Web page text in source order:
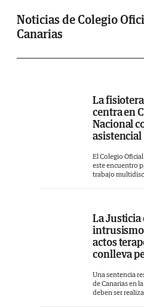
Noticias de Colegio
Canarias
La
centra en
Nacional
asistencial
El Colegio
este encuentro
trabajo
La Justicia
actos
conlleva
Una sentencia
de Canarias en
deben ser